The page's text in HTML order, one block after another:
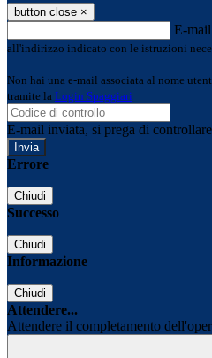
button close ×
E-mail
all'indirizzo indicato con le istruzioni
Non hai una e-mail associata al nome
tramite la Login Spaggiari
E-mail inviata, si prega di
Errore
Chiudi
Successo
Chiudi
Informazione
Chiudi
Attendere...
Attendere il completamento